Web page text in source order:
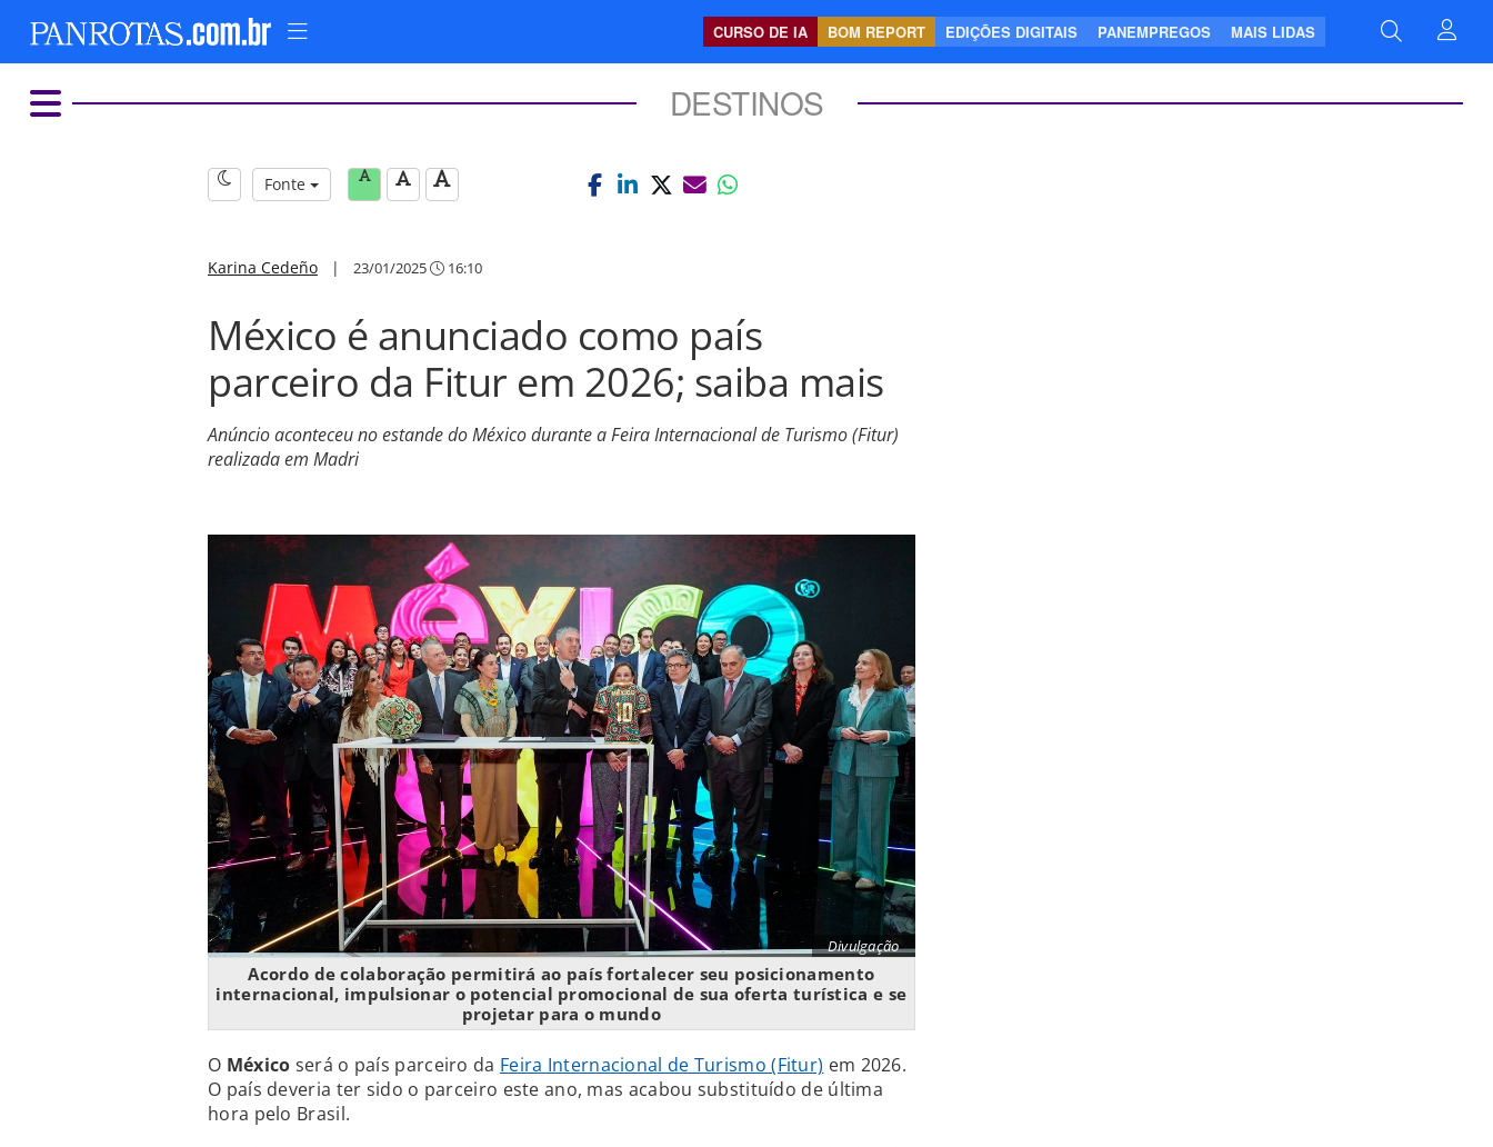
CURSO DE IA BOM REPORT EDIÇÕES DIGITAIS PANEMPREGOS MAIS LIDAS
DESTINOS
Fonte
Karina Cedeño | 23/01/2025 16:10
México é anunciado como país
parceiro da Fitur em 2026; saiba mais
Anúncio aconteceu no estande do México durante a Feira Internacional de Turismo (Fitur)
realizada em Madri
Divulgação
Acordo de colaboração permitirá ao país fortalecer seu posicionamento
internacional, impulsionar o potencial promocional de sua oferta turística e se
projetar para o mundo
O México será o país parceiro da Feira Internacional de Turismo (Fitur) em 2026.
O país deveria ter sido o parceiro este ano, mas acabou substituído de última
hora pelo Brasil.